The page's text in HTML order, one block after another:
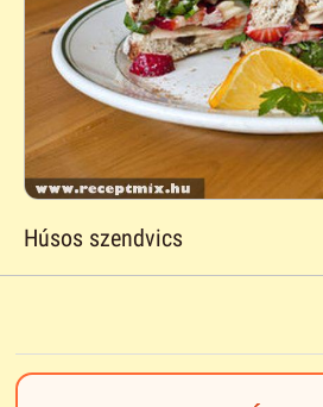
Húsos szendvics